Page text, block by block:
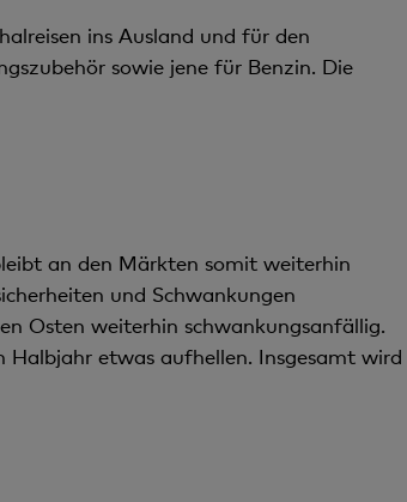
ins Ausland und für den
sowie jene für Benzin. Die
an den Märkten somit weiterhin
und Schwankungen
Osten weiterhin schwankungsanfällig.
etwas aufhellen. Insgesamt wird